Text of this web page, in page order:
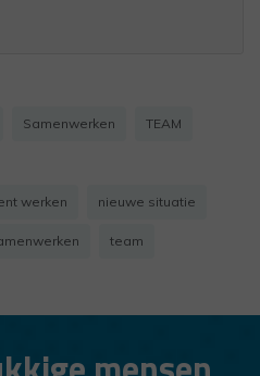
Samenwerken TEAM
werken nieuwe situatie
team